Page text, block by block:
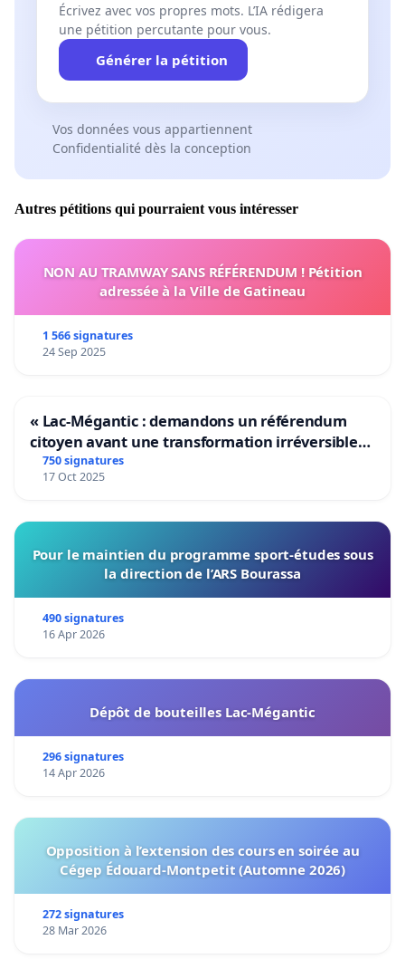
Écrivez avec vos propres mots. L’IA rédigera
une pétition percutante pour vous.
Générer la pétition
Vos données vous appartiennent
Confidentialité dès la conception
Autres pétitions qui pourraient vous intéresser
NON AU TRAMWAY SANS RÉFÉRENDUM ! Pétition
adressée à la Ville de Gatineau
1 566 signatures
24 Sep 2025
« Lac-Mégantic : demandons un référendum
citoyen avant une transformation irréversible
de notre territoire »
750 signatures
17 Oct 2025
Pour le maintien du programme sport-études sous
la direction de l’ARS Bourassa
490 signatures
16 Apr 2026
Dépôt de bouteilles Lac-Mégantic
296 signatures
14 Apr 2026
Opposition à l’extension des cours en soirée au
Cégep Édouard-Montpetit (Automne 2026)
272 signatures
28 Mar 2026